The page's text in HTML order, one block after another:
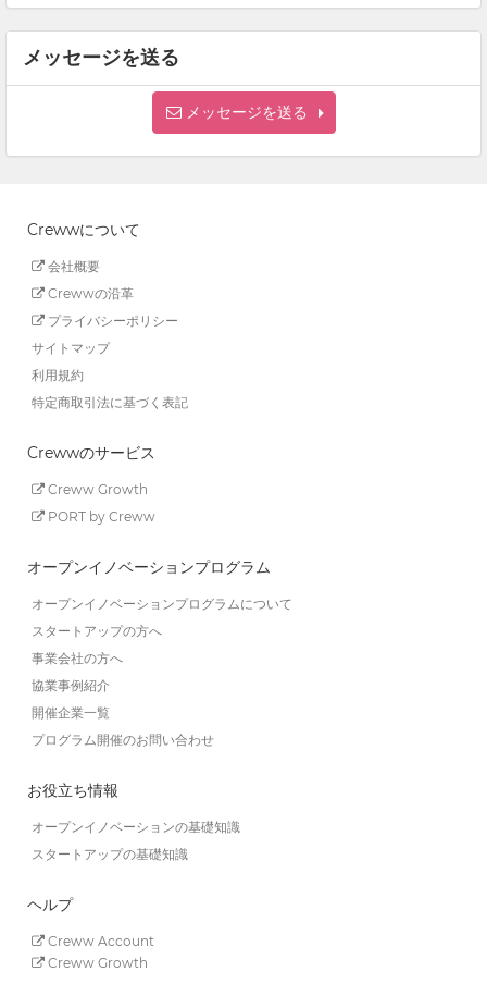
メッセージを送る
メッセージを送る
Crewwについて
会社概要
Crewwの沿革
プライバシーポリシー
サイトマップ
利用規約
特定商取引法に基づく表記
Crewwのサービス
Creww Growth
PORT by Creww
オープンイノベーションプログラム
オープンイノベーションプログラムについて
スタートアップの方へ
事業会社の方へ
協業事例紹介
開催企業一覧
プログラム開催のお問い合わせ
お役立ち情報
オープンイノベーションの基礎知識
スタートアップの基礎知識
ヘルプ
Creww Account
Creww Growth